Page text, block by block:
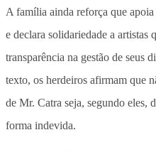
A família ainda reforça que
e declara solidariedade a artistas
transparência na gestão de seus
texto, os herdeiros afirmam que
de Mr. Catra seja, segundo eles,
forma indevida.